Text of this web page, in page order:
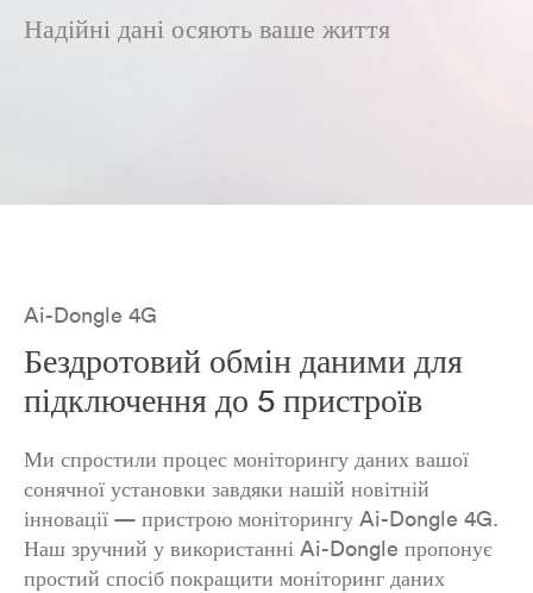
Надійні дані осяють ваше життя
Ai-Dongle 4G
Бездротовий обмін даними для
підключення до 5 пристроїв
Ми спростили процес моніторингу даних вашої
сонячної установки завдяки нашій новітній
інновації — пристрою моніторингу Ai-Dongle 4G.
Наш зручний у використанні Ai-Dongle пропонує
простий спосіб покращити моніторинг даних